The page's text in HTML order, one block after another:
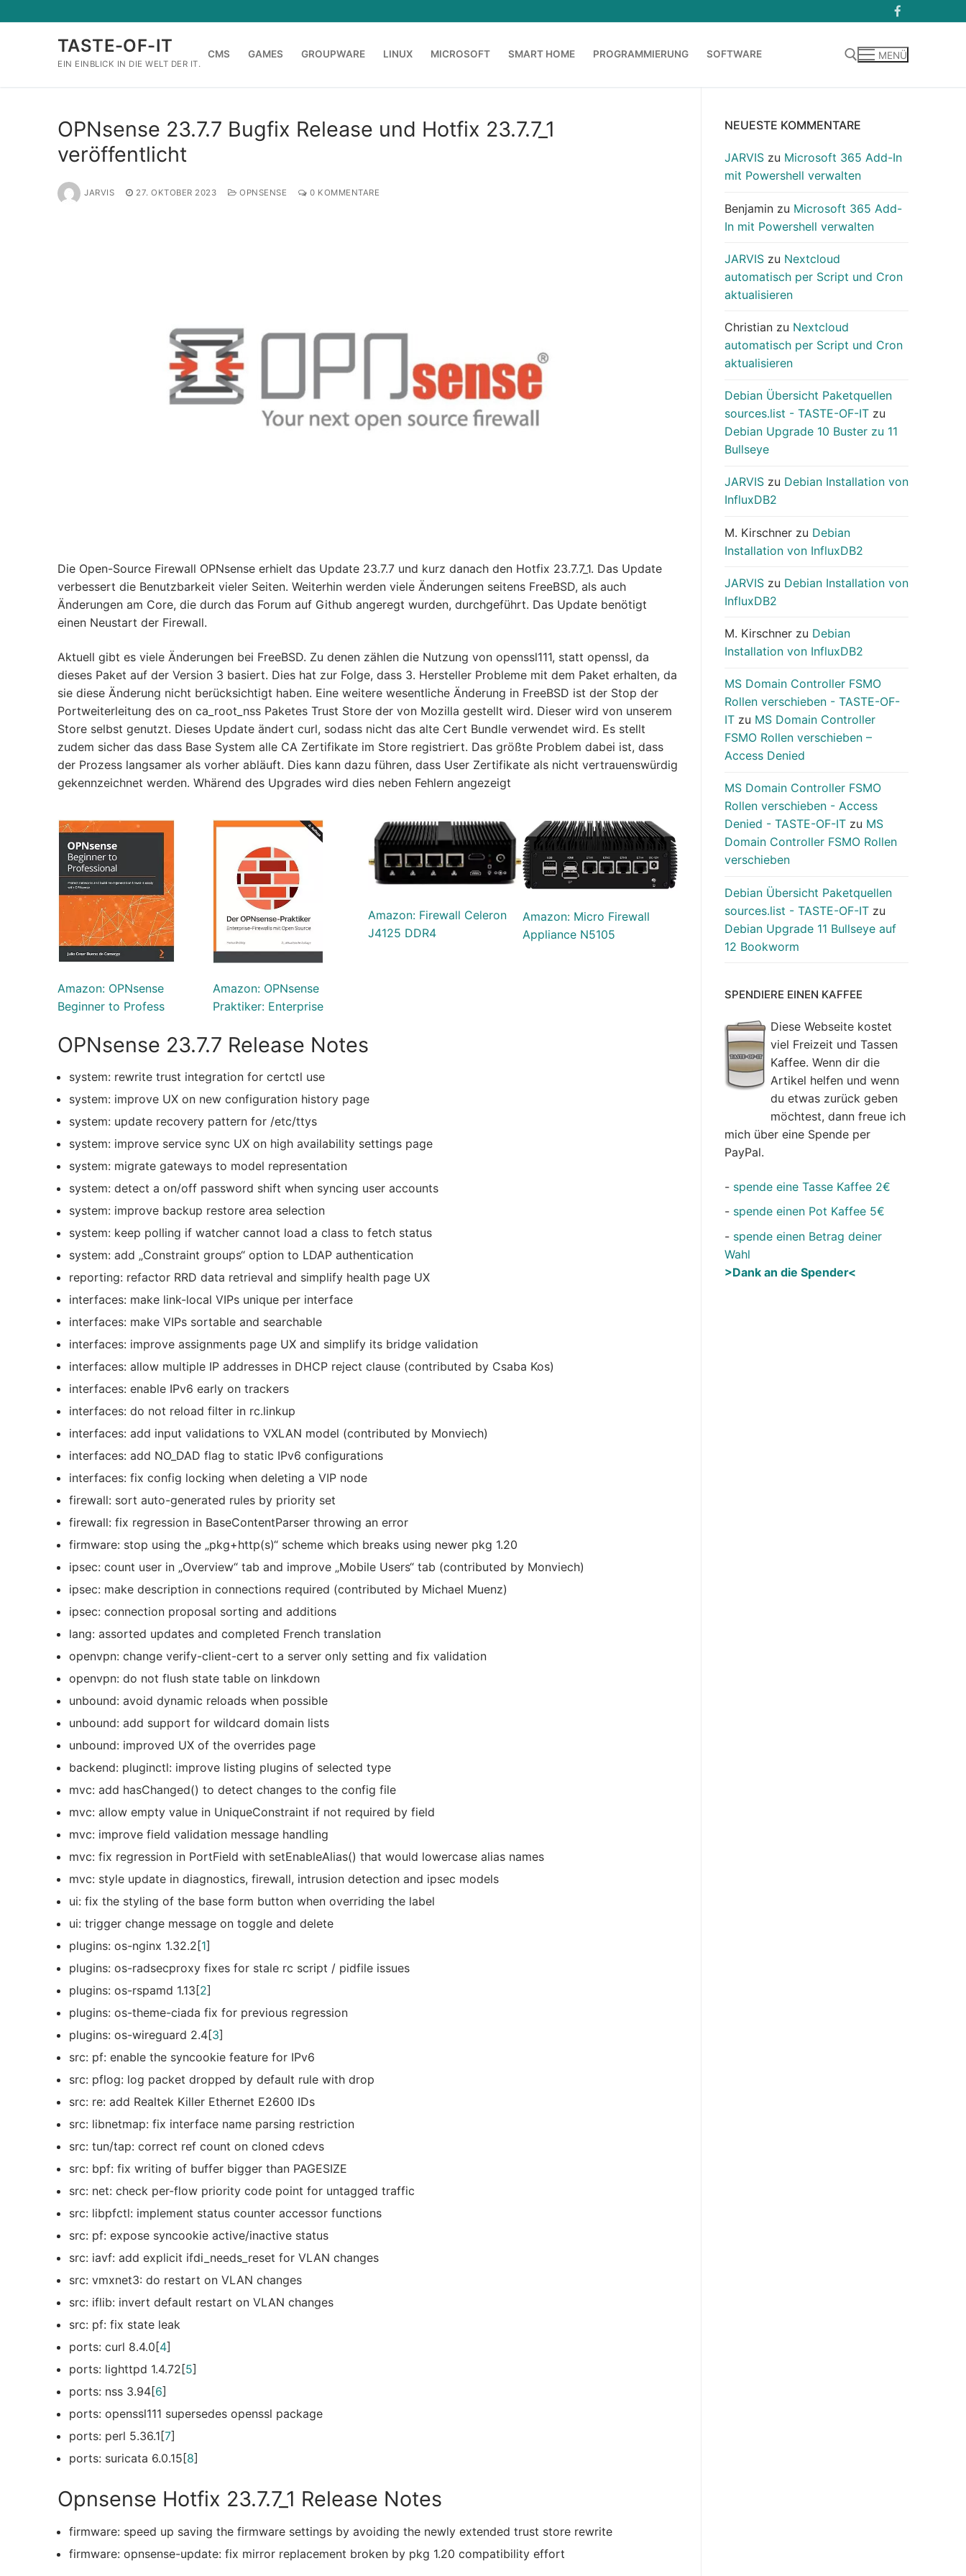
Inhalt
TASTE-OF-IT
EIN EINBLICK IN DIE WELT DER IT.
CMS GAMES GROUPWARE LINUX MICROSOFT SMART HOME PROGRAMMIERUNG SOFTWARE MENÜ
OPNsense 23.7.7 Bugfix Release und Hotfix 23.7.7_1
veröffentlicht
JARVIS 27. OKTOBER 2023 OPNSENSE 0 KOMMENTARE
Die Open-Source Firewall OPNsense erhielt das Update 23.7.7 und kurz danach den Hotfix 23.7.7_1. Das Update
verbessert die Benutzbarkeit vieler Seiten. Weiterhin werden viele Änderungen seitens FreeBSD, als auch
Änderungen am Core, die durch das Forum auf Github angeregt wurden, durchgeführt. Das Update benötigt
einen Neustart der Firewall.
Aktuell gibt es viele Änderungen bei FreeBSD. Zu denen zählen die Nutzung von openssl111, statt openssl, da
dieses Paket auf der Version 3 basiert. Dies hat zur Folge, dass 3. Hersteller Probleme mit dem Paket erhalten, da
sie diese Änderung nicht berücksichtigt haben. Eine weitere wesentliche Änderung in FreeBSD ist der Stop der
Portweiterleitung des on ca_root_nss Paketes Trust Store der von Mozilla gestellt wird. Dieser wird von unserem
Store selbst genutzt. Dieses Update ändert curl, sodass nicht das alte Cert Bundle verwendet wird. Es stellt
zudem sicher das dass Base System alle CA Zertifikate im Store registriert. Das größte Problem dabei ist, dass
der Prozess langsamer als vorher abläuft. Dies kann dazu führen, dass User Zertifikate als nicht vertrauenswürdig
gekennzeichnet werden. Whärend des Upgrades wird dies neben Fehlern angezeigt
Amazon: OPNsense
Beginner to Profess
Amazon: OPNsense
Praktiker: Enterprise
Amazon: Firewall Celeron
J4125 DDR4
Amazon: Micro Firewall
Appliance N5105
OPNsense 23.7.7 Release Notes
system: rewrite trust integration for certctl use
system: improve UX on new configuration history page
system: update recovery pattern for /etc/ttys
system: improve service sync UX on high availability settings page
system: migrate gateways to model representation
system: detect a on/off password shift when syncing user accounts
system: improve backup restore area selection
system: keep polling if watcher cannot load a class to fetch status
system: add „Constraint groups“ option to LDAP authentication
reporting: refactor RRD data retrieval and simplify health page UX
interfaces: make link-local VIPs unique per interface
interfaces: make VIPs sortable and searchable
interfaces: improve assignments page UX and simplify its bridge validation
interfaces: allow multiple IP addresses in DHCP reject clause (contributed by Csaba Kos)
interfaces: enable IPv6 early on trackers
interfaces: do not reload filter in rc.linkup
interfaces: add input validations to VXLAN model (contributed by Monviech)
interfaces: add NO_DAD flag to static IPv6 configurations
interfaces: fix config locking when deleting a VIP node
firewall: sort auto-generated rules by priority set
firewall: fix regression in BaseContentParser throwing an error
firmware: stop using the „pkg+http(s)“ scheme which breaks using newer pkg 1.20
ipsec: count user in „Overview“ tab and improve „Mobile Users“ tab (contributed by Monviech)
ipsec: make description in connections required (contributed by Michael Muenz)
ipsec: connection proposal sorting and additions
lang: assorted updates and completed French translation
openvpn: change verify-client-cert to a server only setting and fix validation
openvpn: do not flush state table on linkdown
unbound: avoid dynamic reloads when possible
unbound: add support for wildcard domain lists
unbound: improved UX of the overrides page
backend: pluginctl: improve listing plugins of selected type
mvc: add hasChanged() to detect changes to the config file
mvc: allow empty value in UniqueConstraint if not required by field
mvc: improve field validation message handling
mvc: fix regression in PortField with setEnableAlias() that would lowercase alias names
mvc: style update in diagnostics, firewall, intrusion detection and ipsec models
ui: fix the styling of the base form button when overriding the label
ui: trigger change message on toggle and delete
plugins: os-nginx 1.32.2[1]
plugins: os-radsecproxy fixes for stale rc script / pidfile issues
plugins: os-rspamd 1.13[2]
plugins: os-theme-ciada fix for previous regression
plugins: os-wireguard 2.4[3]
src: pf: enable the syncookie feature for IPv6
src: pflog: log packet dropped by default rule with drop
src: re: add Realtek Killer Ethernet E2600 IDs
src: libnetmap: fix interface name parsing restriction
src: tun/tap: correct ref count on cloned cdevs
src: bpf: fix writing of buffer bigger than PAGESIZE
src: net: check per-flow priority code point for untagged traffic
src: libpfctl: implement status counter accessor functions
src: pf: expose syncookie active/inactive status
src: iavf: add explicit ifdi_needs_reset for VLAN changes
src: vmxnet3: do restart on VLAN changes
src: iflib: invert default restart on VLAN changes
src: pf: fix state leak
ports: curl 8.4.0[4]
ports: lighttpd 1.4.72[5]
ports: nss 3.94[6]
ports: openssl111 supersedes openssl package
ports: perl 5.36.1[7]
ports: suricata 6.0.15[8]
Opnsense Hotfix 23.7.7_1 Release Notes
firmware: speed up saving the firmware settings by avoiding the newly extended trust store rewrite
firmware: opnsense-update: fix mirror replacement broken by pkg 1.20 compatibility effort
NEUESTE KOMMENTARE
JARVIS zu Microsoft 365 Add-In
mit Powershell verwalten
Benjamin zu Microsoft 365 Add-
In mit Powershell verwalten
JARVIS zu Nextcloud
automatisch per Script und Cron
aktualisieren
Christian zu Nextcloud
automatisch per Script und Cron
aktualisieren
Debian Übersicht Paketquellen
sources.list - TASTE-OF-IT zu
Debian Upgrade 10 Buster zu 11
Bullseye
JARVIS zu Debian Installation von
InfluxDB2
M. Kirschner zu Debian
Installation von InfluxDB2
JARVIS zu Debian Installation von
InfluxDB2
M. Kirschner zu Debian
Installation von InfluxDB2
MS Domain Controller FSMO
Rollen verschieben - TASTE-OF-
IT zu MS Domain Controller
FSMO Rollen verschieben –
Access Denied
MS Domain Controller FSMO
Rollen verschieben - Access
Denied - TASTE-OF-IT zu MS
Domain Controller FSMO Rollen
verschieben
Debian Übersicht Paketquellen
sources.list - TASTE-OF-IT zu
Debian Upgrade 11 Bullseye auf
12 Bookworm
SPENDIERE EINEN KAFFEE
Diese Webseite kostet
viel Freizeit und Tassen
Kaffee. Wenn dir die
Artikel helfen und wenn
du etwas zurück geben
möchtest, dann freue ich
mich über eine Spende per
PayPal.
- spende eine Tasse Kaffee 2€
- spende einen Pot Kaffee 5€
- spende einen Betrag deiner
Wahl
>Dank an die Spender<